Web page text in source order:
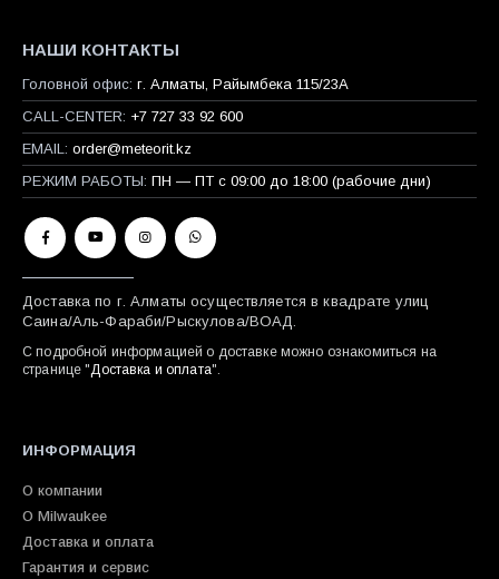
НАШИ КОНТАКТЫ
Головной офис: г. Алматы, Райымбека 115/23A
CALL-CENTER: +7 727 33 92 600
EMAIL: order@meteorit.kz
РЕЖИМ РАБОТЫ: ПН — ПТ с 09:00 до 18:00 (рабочие дни)
Доставка по г. Алматы осуществляется в квадрате улиц
Саина/Аль-Фараби/Рыскулова/ВОАД.
С подробной информацией о доставке можно ознакомиться на
странице "Доставка и оплата".
ИНФОРМАЦИЯ
О компании
О Milwaukee
Доставка и оплата
Гарантия и сервис